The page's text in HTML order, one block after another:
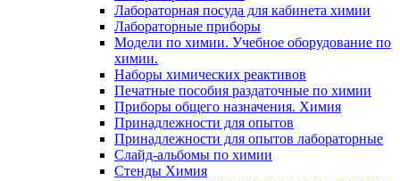
Лабораторная посуда для кабинета химии
Лабораторные приборы
Модели по химии. Учебное оборудование по
химии.
Наборы химических реактивов
Печатные пособия раздаточные по химии
Приборы общего назначения. Химия
Принадлежности для опытов
Принадлежности для опытов лабораторные
Слайд-альбомы по химии
Стенды Химия